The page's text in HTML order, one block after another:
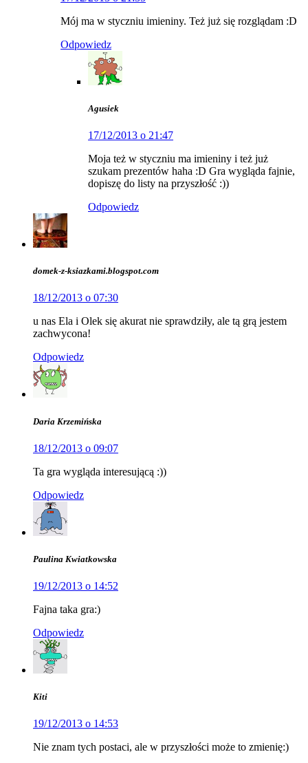
Mój ma w styczniu imieniny. Też już się rozglądam :D
Odpowiedz
Agusiek
17/12/2013 o 21:47
Moja też w styczniu ma imieniny i też już
szukam prezentów haha :D Gra wygląda fajnie,
dopiszę do listy na przyszłość :))
Odpowiedz
domek-z-ksiazkami.blogspot.com
18/12/2013 o 07:30
u nas Ela i Olek się akurat nie sprawdziły, ale tą grą jestem
zachwycona!
Odpowiedz
Daria Krzemińska
18/12/2013 o 09:07
Ta gra wygląda interesującą :))
Odpowiedz
Paulina Kwiatkowska
19/12/2013 o 14:52
Fajna taka gra:)
Odpowiedz
Kiti
19/12/2013 o 14:53
Nie znam tych postaci, ale w przyszłości może to zmienię:)